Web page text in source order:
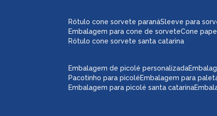
sleeve para
embalagem para cone de sorvete
cone
rótulo cone sorvete santa catarina
rótulo cone sorvete paraná
embalagem de picolé personalizada
pacotinho para picolé embalagem para
embalagem para picolé santa catarina